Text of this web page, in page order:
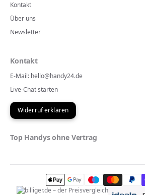
Kontakt
Über uns
Newsletter
Kontakt
E-Mail: hello@handy24.de
Live-Chat starten
Widerruf erklären
Top Handys ohne Vertrag